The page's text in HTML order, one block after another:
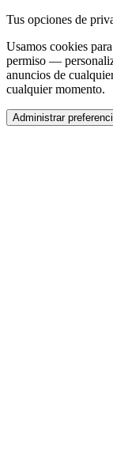
Tus opciones de
Usamos cookies
permiso —
anuncios de
cualquier momento.
Administrar